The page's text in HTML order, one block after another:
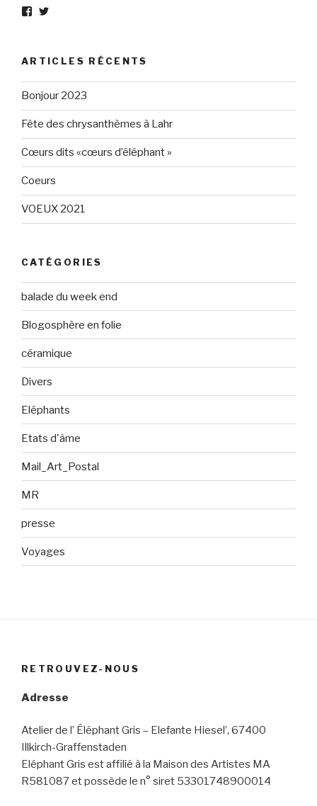
Voir
Eléphant-
Gris-
160596147294205
sur
Facebook
Voir
elephantgris
sur
Twitter
ARTICLES RÉCENTS
Bonjour 2023
Fête des chrysanthèmes à Lahr
Cœurs dits «cœurs d’éléphant »
Coeurs
VOEUX 2021
CATÉGORIES
balade du week end
Blogosphère en folie
céramique
Divers
Eléphants
Etats d'âme
Mail_Art_Postal
MR
presse
Voyages
RETROUVEZ-NOUS
Adresse
Atelier de l’ Éléphant Gris – Elefante Hiesel’, 67400
Illkirch-Graffenstaden
Eléphant Gris est affilié à la Maison des Artistes MA
R581087 et possède le n° siret 53301748900014